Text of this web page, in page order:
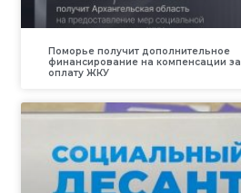
Поморье получит дополнительное
финансирование на компенсации за
оплату ЖКУ